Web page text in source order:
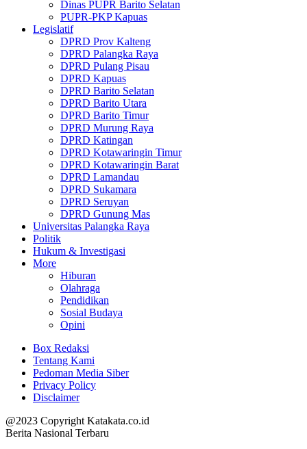
Dinas PUPR Barito Selatan
PUPR-PKP Kapuas
Legislatif
DPRD Prov Kalteng
DPRD Palangka Raya
DPRD Pulang Pisau
DPRD Kapuas
DPRD Barito Selatan
DPRD Barito Utara
DPRD Barito Timur
DPRD Murung Raya
DPRD Katingan
DPRD Kotawaringin Timur
DPRD Kotawaringin Barat
DPRD Lamandau
DPRD Sukamara
DPRD Seruyan
DPRD Gunung Mas
Universitas Palangka Raya
Politik
Hukum & Investigasi
More
Hiburan
Olahraga
Pendidikan
Sosial Budaya
Opini
Box Redaksi
Tentang Kami
Pedoman Media Siber
Privacy Policy
Disclaimer
@2023 Copyright Katakata.co.id
Berita Nasional Terbaru